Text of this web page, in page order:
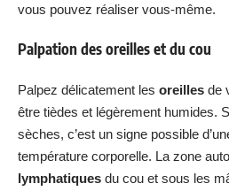
vous pouvez réaliser vous-même.
Palpation des oreilles et du cou
Palpez délicatement les oreilles de
être tièdes et légèrement humides.
sèches, c’est un signe possible
température corporelle. La zone
lymphatiques du cou et sous les